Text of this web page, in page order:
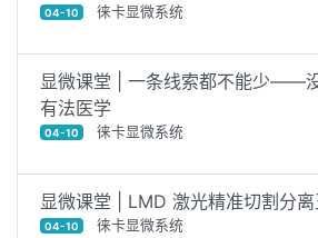
04-10 徕卡显微系统
显微课堂 | 一条线索都不能少——
有法医学
04-10 徕卡显微系统
显微课堂 | LMD 激光精准切割分
04-10 徕卡显微系统